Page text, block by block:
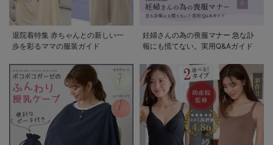
退院着特集 赤ちゃんとの新しい一
歩を彩るママの服装ガイド
妊婦さんの為の喪服マナー 急な訃
報にも慌てない。実用Q&Aガイド